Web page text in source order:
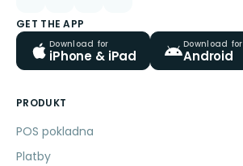
GET THE APP
Download for
iPhone & iPad
Download for
Android
PRODUKT
POS pokladna
Platby